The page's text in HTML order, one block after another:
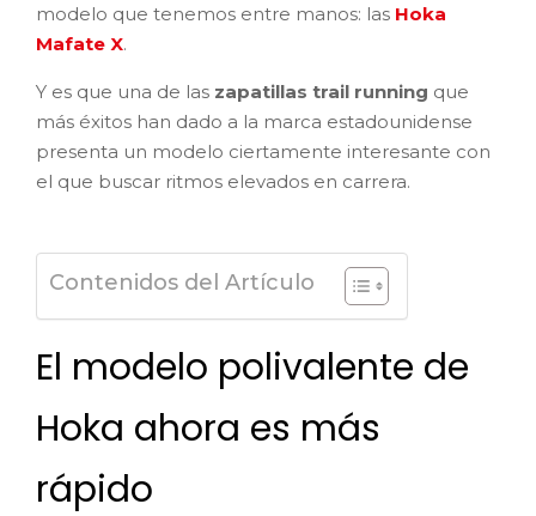
modelo que tenemos entre manos: las Hoka
Mafate X.
Y es que una de las zapatillas trail running que
más éxitos han dado a la marca estadounidense
presenta un modelo ciertamente interesante con
el que buscar ritmos elevados en carrera.
Contenidos del Artículo
El modelo polivalente de
Hoka ahora es más
rápido